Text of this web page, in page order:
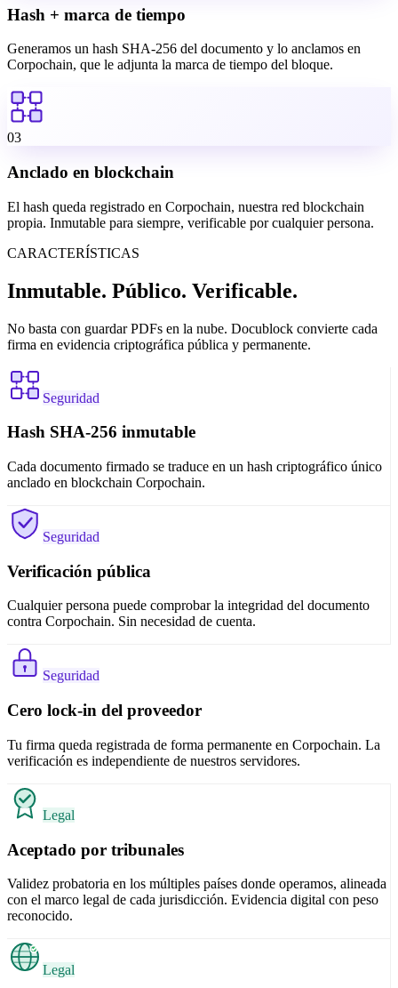
Hash + marca de tiempo
Generamos un hash SHA-256 del documento y lo anclamos en
Corpochain, que le adjunta la marca de tiempo del bloque.
03
Anclado en blockchain
El hash queda registrado en Corpochain, nuestra red blockchain
propia. Inmutable para siempre, verificable por cualquier persona.
CARACTERÍSTICAS
Inmutable. Público. Verificable.
No basta con guardar PDFs en la nube. Docublock convierte cada
firma en evidencia criptográfica pública y permanente.
Seguridad
Hash SHA-256 inmutable
Cada documento firmado se traduce en un hash criptográfico único
anclado en blockchain Corpochain.
Seguridad
Verificación pública
Cualquier persona puede comprobar la integridad del documento
contra Corpochain. Sin necesidad de cuenta.
Seguridad
Cero lock-in del proveedor
Tu firma queda registrada de forma permanente en Corpochain. La
verificación es independiente de nuestros servidores.
Legal
Aceptado por tribunales
Validez probatoria en los múltiples países donde operamos, alineada
con el marco legal de cada jurisdicción. Evidencia digital con peso
reconocido.
Legal